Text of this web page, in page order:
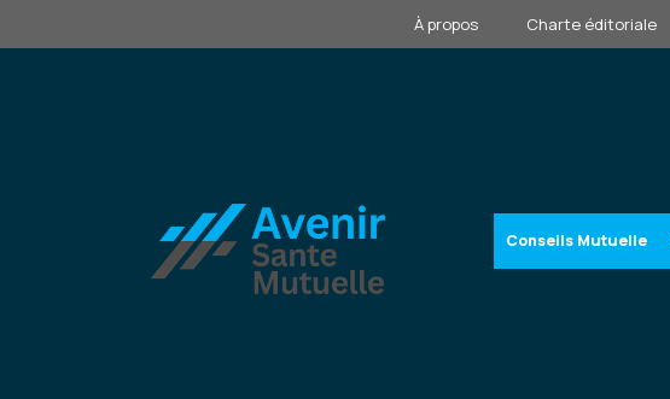
au
À propos Charte éditoriale
Conseils Mutuelle